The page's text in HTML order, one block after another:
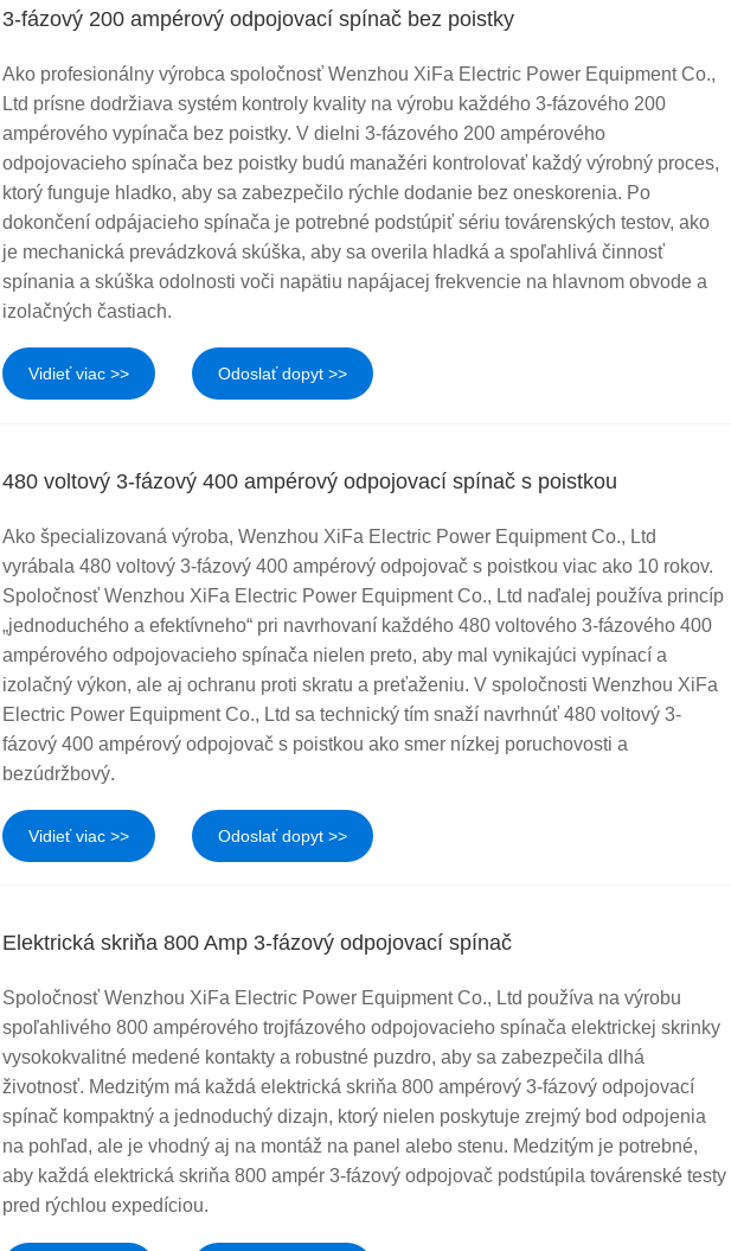
3-fázový 200 ampérový odpojovací spínač bez poistky
Ako profesionálny výrobca spoločnosť Wenzhou XiFa Electric Power Equipment Co.,
Ltd prísne dodržiava systém kontroly kvality na výrobu každého 3-fázového 200
ampérového vypínača bez poistky. V dielni 3-fázového 200 ampérového
odpojovacieho spínača bez poistky budú manažéri kontrolovať každý výrobný proces,
ktorý funguje hladko, aby sa zabezpečilo rýchle dodanie bez oneskorenia. Po
dokončení odpájacieho spínača je potrebné podstúpiť sériu továrenských testov, ako
je mechanická prevádzková skúška, aby sa overila hladká a spoľahlivá činnosť
spínania a skúška odolnosti voči napätiu napájacej frekvencie na hlavnom obvode a
izolačných častiach.
Vidieť viac >> Odoslať dopyt >>
480 voltový 3-fázový 400 ampérový odpojovací spínač s poistkou
Ako špecializovaná výroba, Wenzhou XiFa Electric Power Equipment Co., Ltd
vyrábala 480 voltový 3-fázový 400 ampérový odpojovač s poistkou viac ako 10 rokov.
Spoločnosť Wenzhou XiFa Electric Power Equipment Co., Ltd naďalej používa princíp
„jednoduchého a efektívneho“ pri navrhovaní každého 480 voltového 3-fázového 400
ampérového odpojovacieho spínača nielen preto, aby mal vynikajúci vypínací a
izolačný výkon, ale aj ochranu proti skratu a preťaženiu. V spoločnosti Wenzhou XiFa
Electric Power Equipment Co., Ltd sa technický tím snaží navrhnúť 480 voltový 3-
fázový 400 ampérový odpojovač s poistkou ako smer nízkej poruchovosti a
bezúdržbový.
Vidieť viac >> Odoslať dopyt >>
Elektrická skriňa 800 Amp 3-fázový odpojovací spínač
Spoločnosť Wenzhou XiFa Electric Power Equipment Co., Ltd používa na výrobu
spoľahlivého 800 ampérového trojfázového odpojovacieho spínača elektrickej skrinky
vysokokvalitné medené kontakty a robustné puzdro, aby sa zabezpečila dlhá
životnosť. Medzitým má každá elektrická skriňa 800 ampérový 3-fázový odpojovací
spínač kompaktný a jednoduchý dizajn, ktorý nielen poskytuje zrejmý bod odpojenia
na pohľad, ale je vhodný aj na montáž na panel alebo stenu. Medzitým je potrebné,
aby každá elektrická skriňa 800 ampér 3-fázový odpojovač podstúpila továrenské testy
pred rýchlou expedíciou.